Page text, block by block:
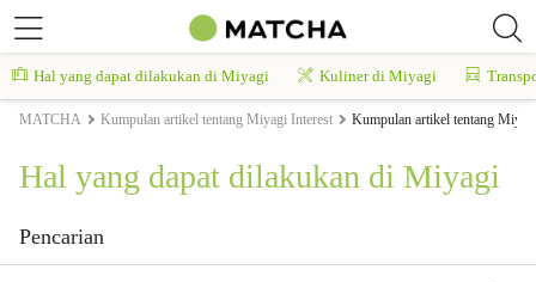
Hal yang dapat dilakukan di Miyagi Kuliner di Miyagi
MATCHA Kumpulan artikel tentang Miyagi Interest Kumpulan artikel tentang
Hal yang dapat dilakukan di Miyagi
Pencarian